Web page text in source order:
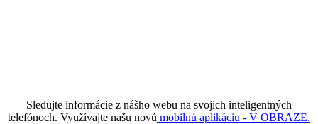
Sledujte informácie z nášho webu na svojich inteligentných
telefónoch. Využívajte našu novú mobilnú aplikáciu - V OBRAZE.